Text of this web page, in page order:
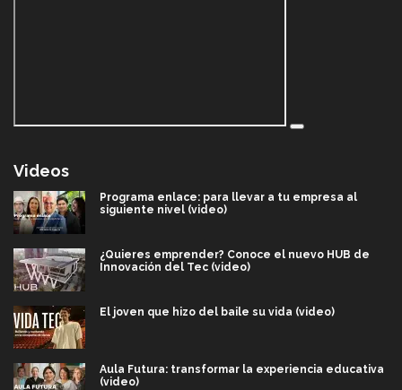
Videos
Programa enlace: para llevar a tu empresa al
siguiente nivel (video)
¿Quieres emprender? Conoce el nuevo HUB de
Innovación del Tec (video)
El joven que hizo del baile su vida (video)
Aula Futura: transformar la experiencia educativa
(video)